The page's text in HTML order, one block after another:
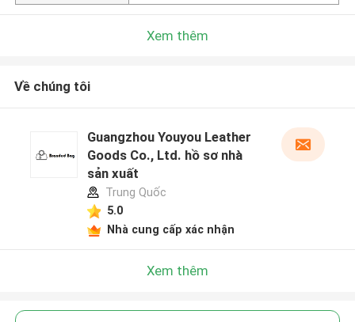
Xem thêm
Về chúng tôi
Guangzhou Youyou Leather
Goods Co., Ltd. hồ sơ nhà
sản xuất
Trung Quốc
5.0
Nhà cung cấp xác nhận
Xem thêm